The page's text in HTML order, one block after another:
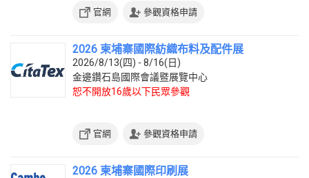
官網 參觀資格申請
2026 柬埔寨國際紡織布料及配件展
2026/8/13(四) - 8/16(日)
金邊鑽石島國際會議暨展覽中心
恕不開放16歲以下民眾參觀
官網 參觀資格申請
2026 柬埔寨國際印刷展